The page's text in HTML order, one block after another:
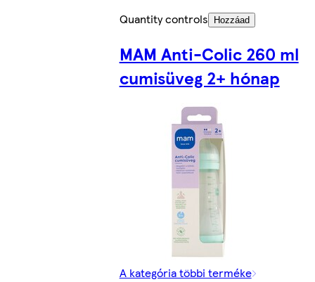
Quantity controls
Hozzáad
MAM Anti-Colic 260 ml
cumisüveg 2+ hónap
A kategória többi terméke